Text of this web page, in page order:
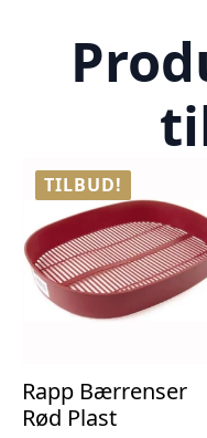
TILBUD!
Rapp Bærrenser
Rød Plast